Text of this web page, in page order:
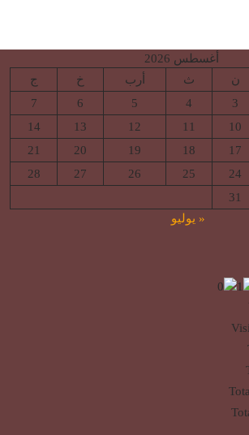
أغسطس 2026
ن ث أرب خ
ج
3
4
5
6
7
10
11
12
13
14
17
18
19
20
21
24
25
26
27
28
31
« يوليو